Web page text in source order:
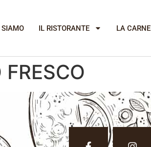
IL RISTORANTE LA CARNE